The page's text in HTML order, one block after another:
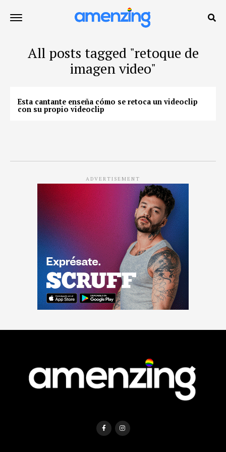
All posts tagged "retoque de
imagen video"
Esta cantante enseña cómo se retoca un videoclip
con su propio videoclip
ADVERTISEMENT